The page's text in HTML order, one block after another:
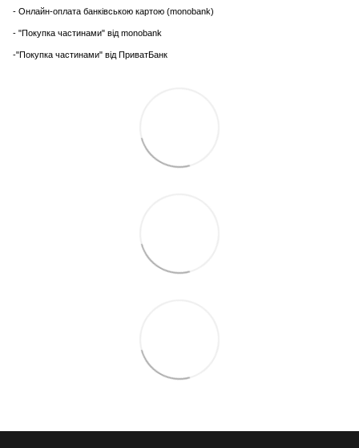
- Онлайн-оплата банківською картою (monobank)
- "Покупка частинами" від monobank
-"Покупка частинами" від ПриватБанк